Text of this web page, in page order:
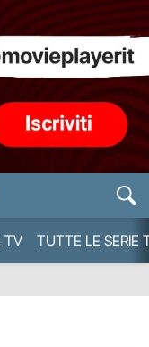
TV TUTTE LE SERIE